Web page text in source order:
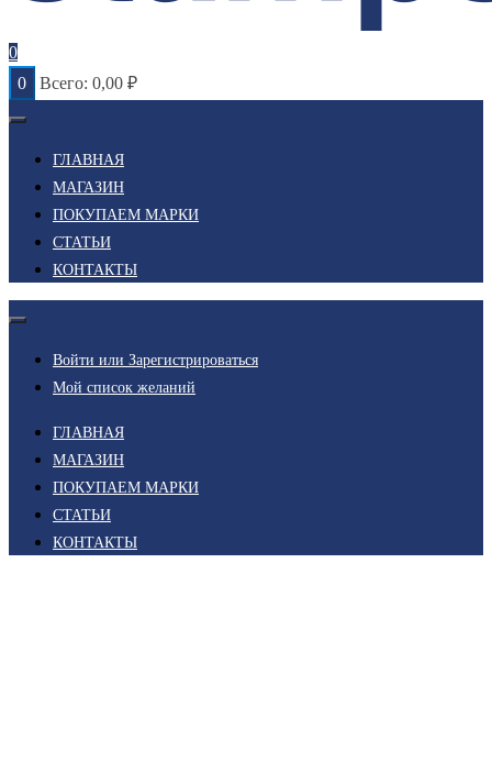
0
0
Всего: 0,00 ₽
ГЛАВНАЯ
МАГАЗИН
ПОКУПАЕМ МАРКИ
СТАТЬИ
КОНТАКТЫ
Войти или Зарегистрироваться
Мой список желаний
ГЛАВНАЯ
МАГАЗИН
ПОКУПАЕМ МАРКИ
СТАТЬИ
КОНТАКТЫ